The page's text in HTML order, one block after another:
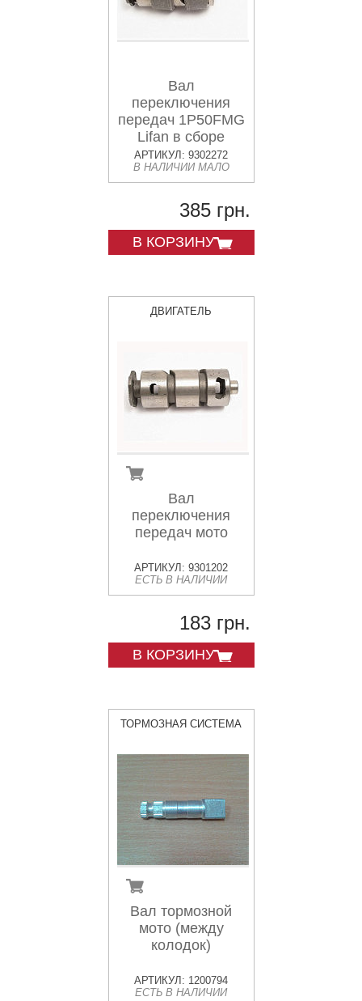
Вал
переключения
передач 1P50FMG
Lifan в сборе
АРТИКУЛ: 9302272
В НАЛИЧИИ МАЛО
385 грн.
В КОРЗИНУ
ДВИГАТЕЛЬ
Вал
переключения
передач мото
АРТИКУЛ: 9301202
ЕСТЬ В НАЛИЧИИ
183 грн.
В КОРЗИНУ
ТОРМОЗНАЯ СИСТЕМА
Вал тормозной
мото (между
колодок)
АРТИКУЛ: 1200794
ЕСТЬ В НАЛИЧИИ